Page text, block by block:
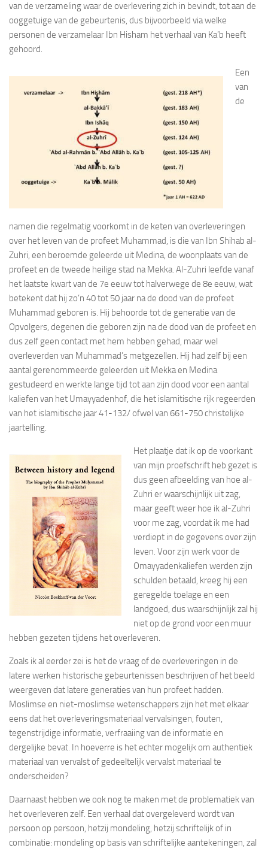
van de verzameling waar de overlevering zich in bevindt, tot aan de
ooggetuige van de gebeurtenis, dus bijvoorbeeld via welke
personen de verzamelaar Ibn Hisham het verhaal van Ka’b heeft
gehoord.
Een
van
de
namen die regelmatig voorkomt in de keten van overleveringen
over het leven van de profeet Muhammad, is die van Ibn Shihab al-
Zuhri, een beroemde geleerde uit Medina, de woonplaats van de
profeet en de tweede heilige stad na Mekka. Al-Zuhri leefde vanaf
het laatste kwart van de 7e eeuw tot halverwege de 8e eeuw, wat
betekent dat hij zo’n 40 tot 50 jaar na de dood van de profeet
Muhammad geboren is. Hij behoorde tot de generatie van de
Opvolgers, degenen die geboren zijn na de dood van de profeet en
dus zelf geen contact met hem hebben gehad, maar wel
overleverden van Muhammad’s metgezellen. Hij had zelf bij een
aantal gerenommeerde geleerden uit Mekka en Medina
gestudeerd en werkte lange tijd tot aan zijn dood voor een aantal
kaliefen van het Umayyadenhof, die het islamitische rijk regeerden
van het islamitische jaar 41-132/ ofwel van 661-750 christelijke
jaartelling.
Het plaatje dat ik op de voorkant
van mijn proefschrift heb gezet is
dus geen afbeelding van hoe al-
Zuhri er waarschijnlijk uit zag,
maar geeft weer hoe ik al-Zuhri
voor me zag, voordat ik me had
verdiept in de gegevens over zijn
leven. Voor zijn werk voor de
Omayyadenkaliefen werden zijn
schulden betaald, kreeg hij een
geregelde toelage en een
landgoed, dus waarschijnlijk zal hij
niet op de grond voor een muur
hebben gezeten tijdens het overleveren.
Zoals ik al eerder zei is het de vraag of de overleveringen in de
latere werken historische gebeurtenissen beschrijven of het beeld
weergeven dat latere generaties van hun profeet hadden.
Moslimse en niet-moslimse wetenschappers zijn het met elkaar
eens dat het overleveringsmateriaal vervalsingen, fouten,
tegenstrijdige informatie, verfraaiing van de informatie en
dergelijke bevat. In hoeverre is het echter mogelijk om authentiek
materiaal van vervalst of gedeeltelijk vervalst materiaal te
onderscheiden?
Daarnaast hebben we ook nog te maken met de problematiek van
het overleveren zelf. Een verhaal dat overgeleverd wordt van
persoon op persoon, hetzij mondeling, hetzij schriftelijk of in
combinatie: mondeling op basis van schriftelijke aantekeningen, zal